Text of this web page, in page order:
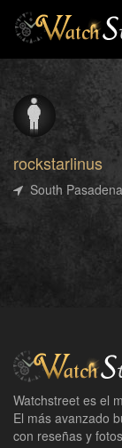
rockstarlinus
South Pasadena
Watchstreet es el
El más avanzado
con reseñas y